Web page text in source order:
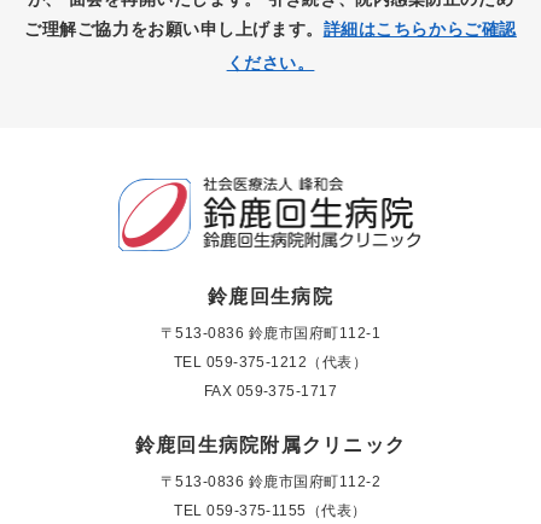
ご理解ご協力をお願い申し上げます。 詳細はこちらからご確認
ください。
鈴鹿回生病院
〒513-0836 鈴鹿市国府町112-1
TEL 059-375-1212（代表）
FAX 059-375-1717
鈴鹿回生病院附属クリニック
〒513-0836 鈴鹿市国府町112-2
TEL059-375-1155（代表）